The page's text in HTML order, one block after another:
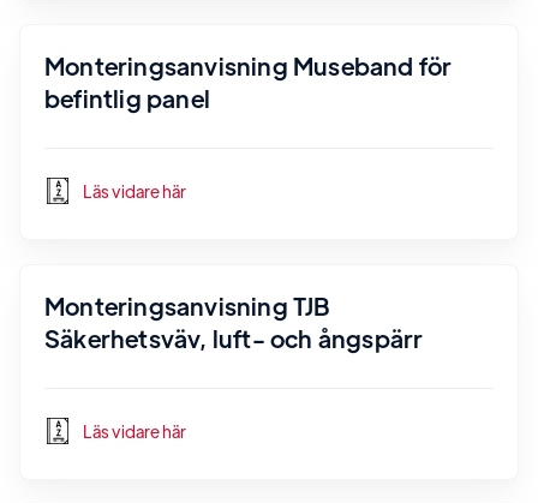
Monteringsanvisning Museband för
befintlig panel
Läs vidare här
Monteringsanvisning TJB
Säkerhetsväv, luft- och ångspärr
Läs vidare här